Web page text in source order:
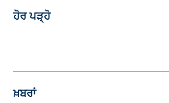
ਹੋਰ ਪੜ੍ਹੋ
ਖ਼ਬਰਾਂ